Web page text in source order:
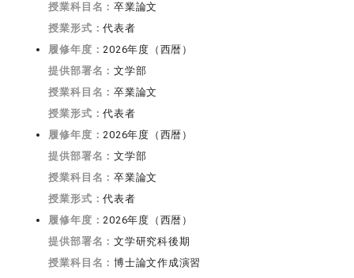
授業科目名：卒業論文
授業形式：代表者
履修年度：2026年度（西暦）
提供部署名：文学部
授業科目名：卒業論文
授業形式：代表者
履修年度：2026年度（西暦）
提供部署名：文学部
授業科目名：卒業論文
授業形式：代表者
履修年度：2026年度（西暦）
提供部署名：文学研究科後期
授業科目名：博士論文作成演習